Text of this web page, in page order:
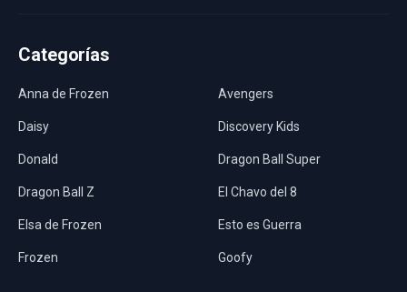
Categorías
Anna de Frozen Avengers
Daisy Discovery Kids
Donald Dragon Ball Super
Dragon Ball Z El Chavo del 8
Elsa de Frozen Esto es Guerra
Frozen Goofy